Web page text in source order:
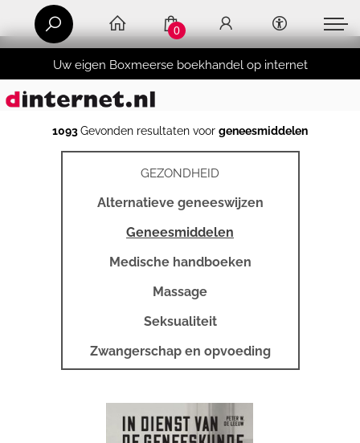
Uw eigen Boxmeerse boekhandel op internet
0
1093Gevonden resultaten voor geneesmiddelen
GEZONDHEID
Alternatieve geneeswijzen
Geneesmiddelen
Medische handboeken
Massage
Seksualiteit
Zwangerschap en opvoeding